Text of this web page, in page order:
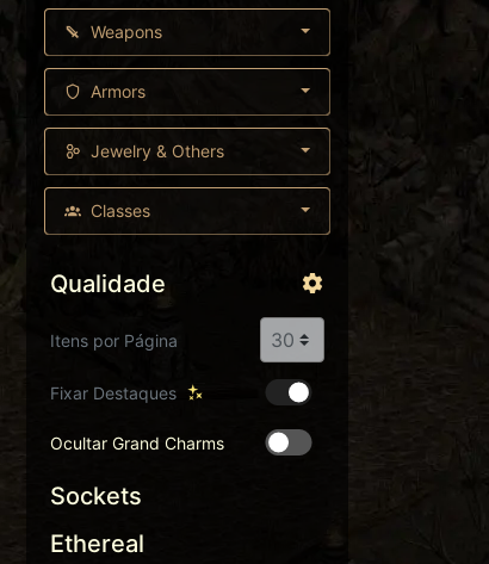
Weapons
Armors
Jewelry & Others
Classes
Qualidade
Itens por Página
Fixar Destaques
Ocultar Grand Charms
Sockets
Ethereal